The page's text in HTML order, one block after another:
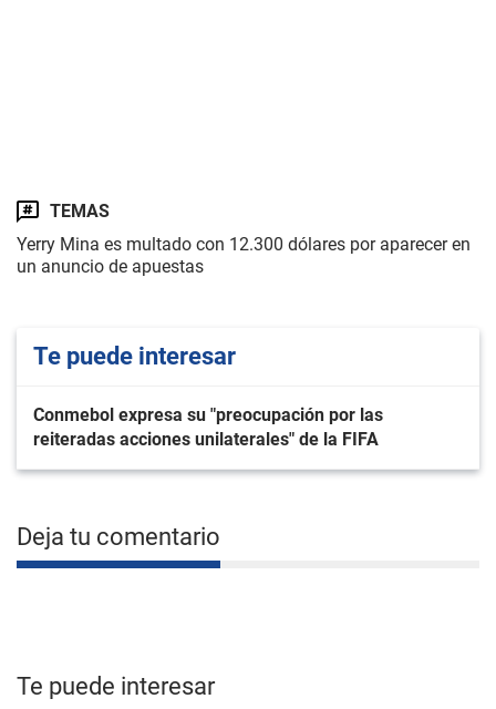
TEMAS
Yerry Mina es multado con 12.300 dólares por aparecer en
un anuncio de apuestas
Te puede interesar
Conmebol expresa su "preocupación por las
reiteradas acciones unilaterales" de la FIFA
Deja tu comentario
Te puede interesar